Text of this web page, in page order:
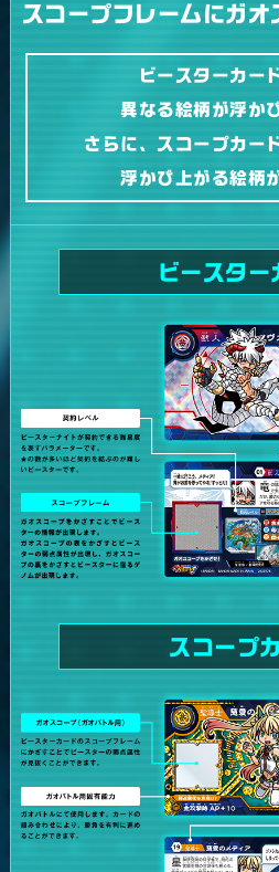
スコープフレームにガオ
ビースターカー
異なる絵柄が浮か
さらに、スコープカー
浮かび上がる絵柄
ビースター
スコープ